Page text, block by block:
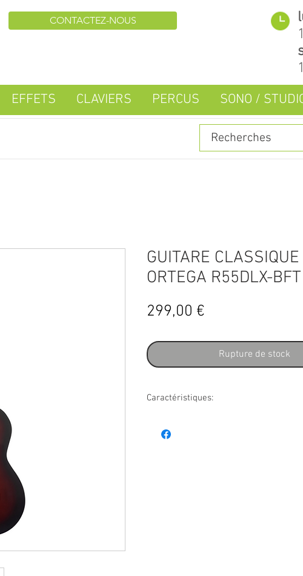
CONTACTEZ-NOUS
EFFETS CLAVIERS PERCUS SONO /
GUITARE CLASSIQUE
ORTEGA R55DLX-BFT
299,00 €
Rupture de stock
Caractéristiques:
table épicéa Engelmann massif